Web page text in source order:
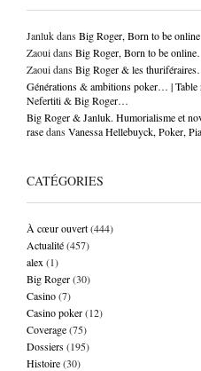
Janlukdans Big Roger, Born to be
Zaouidans Big Roger, Born to be
Zaouidans Big Roger & les
Générations & ambitions poker… | Table
Nefertiti & Big Roger…
Big Roger & Janluk. Humorialisme et
rasedans Vanessa Hellebuyck, Poker,
CATÉGORIES
À cœur ouvert(444)
Actualité(457)
alex (1)
Big Roger(30)
Casino(7)
Casino poker(12)
Coverage(75)
Dossiers(195)
Histoire(30)